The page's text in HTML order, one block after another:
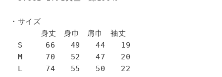
・サイズ
身丈 身巾 肩巾 袖丈
S 66 49 44 19
M 70 52 47 20
L 74 55 50 22